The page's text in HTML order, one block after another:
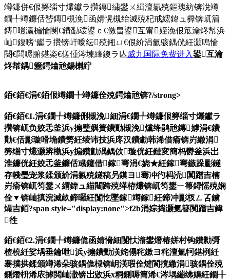
竴鐮併€佷簩缁寸爜钀ラ攢鏄繍鐢ㄨ緝澶氱殑鏂瑰紡锛涗竴
鐗╀竴鐮佸嵆鏄槻浼函婧愰槻绐滅殑杞戒綋鍏ュ彛锛屼篃
鏄暟瀛楄惀閿€鐨勫叆鍙ｃ€傚畠鍙互甯姪浼佷笟瀹炵幇浜
屾鍑嗙‘钀ラ攢锛屽噯纭殑鎺ㄩ€佷紒涓氫骇鍝侊紝灏嗚惀
閿€闆嗕腑鍖栥€傞偅涔堜綘鐭ラ亾威九国际免费进入鍙互瀹
炵幇鍝簺鍔熻兘鍚楋紵
銆€銆€涓€銆佷竴鐗╀竴鐮佺殑鍔熻兘锛?/strong>
銆€銆€1.涓€鐗╀竴鐮侀槻浼細涓€鐗╀竴鐮佷簩缁寸爜钀ラ
攢锛屼负姣忎釜浜у搧璧嬩簣鐨勯槻浼爣绛鹃兘鏄嫭涓€鐨
勩€佸彲璇嗗埆鐨勶紝绫讳技浜庝汉鐨勮韩浠借瘉锛岃繖涓
簩缁寸爜灏辨槸浜у搧鐨勭湡鍝佽璇侊紝鏈変簡杩欎釜浜岀
淮鐮侊紝姣忎釜鐮佸彧鑳借鎵弿涓€娆★紝鎵弿鏃跺彲鐩
存帴璺宠浆鍒颁紒涓氱殑鐩稿叧鏌ヨ骞冲彴杩涜闃蹭吉楠
岃瘉锛屼笉鐢ㄨ緭鍏ュ緢闀跨殑缂栫爜锛屼笉鐢ㄧ箒鐞愮殑娴
佺▼锛屾搷浣滅畝鍗曪紝闅忔墜鎵竴鎵紝鍗冲彲杈ㄥ叾鐪
熶吉銆?span style="display:none">f2b涓婃捣灏氭簮闃蹭吉鍏
徃
銆€銆€2.涓€鐗╀竴鐮佹函婧愶細闅忕潃鐢熸椿姘村钩鐨勬彁
楂橈紝娑堣垂鑰呭浜у搧鐨勯渶姹傝秺鏉ヨ秺澶氭牱鍖栵紝
褰撲拱鍒颁竴浠朵骇鍝佹椂锛岄渶瑕佺煡閬撹繖涓骇鍝佺殑
鍘熸枡浠庡摢閲屾潵锛岀敓浜х粡鍘嗕簡浠€涔堣繃绋嬶紝鐗╂